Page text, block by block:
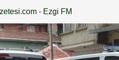
- Ezgi FM